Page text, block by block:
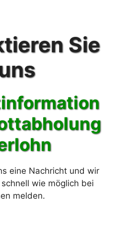
Sie
abholung
eine Nachricht und wir
wie möglich bei
melden.